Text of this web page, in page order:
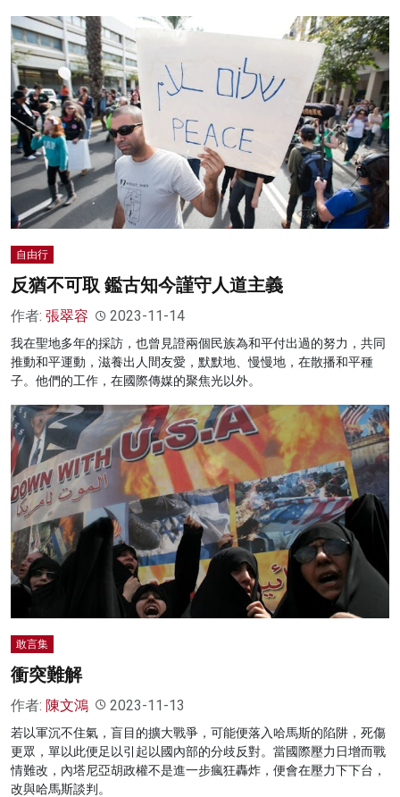
自由行
反猶不可取 鑑古知今謹守人道主義
作者: 張翠容 2023-11-14
我在聖地多年的採訪，也曾見證兩個民族為和平付出過的努力，共同
推動和平運動，滋養出人間友愛，默默地、慢慢地，在散播和平種
子。他們的工作，在國際傳媒的聚焦光以外。
敢言集
衝突難解
作者: 陳文鴻 2023-11-13
若以軍沉不住氣，盲目的擴大戰爭，可能便落入哈馬斯的陷阱，死傷
更眾，單以此便足以引起以國內部的分歧反對。當國際壓力日增而戰
情難改，內塔尼亞胡政權不是進一步瘋狂轟炸，便會在壓力下下台，
改與哈馬斯談判。